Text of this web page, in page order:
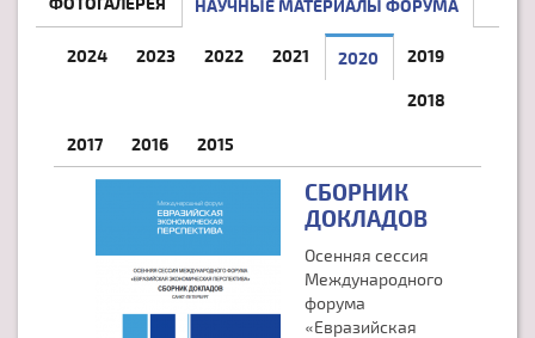
НАУЧНЫЕ МАТЕРИАЛЫ ФОРУМА
2024 2023 2022 2021 2020 (АКТИВНАЯ
2019
2018
2017 2016 2015
СБОРНИК
ДОКЛАДОВ
Осенняя сессия
Международного
форума
«Евразийская